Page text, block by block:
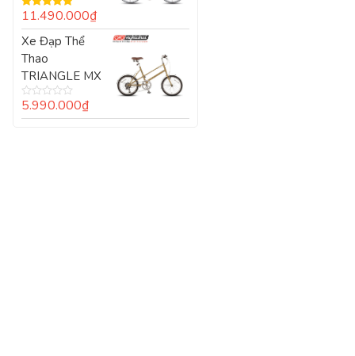
Được xếp
hạng5.005
sao
11.490.000₫
Xe Đạp Thể
Thao
TRIANGLE MX
Được
xếp
5.990.000₫